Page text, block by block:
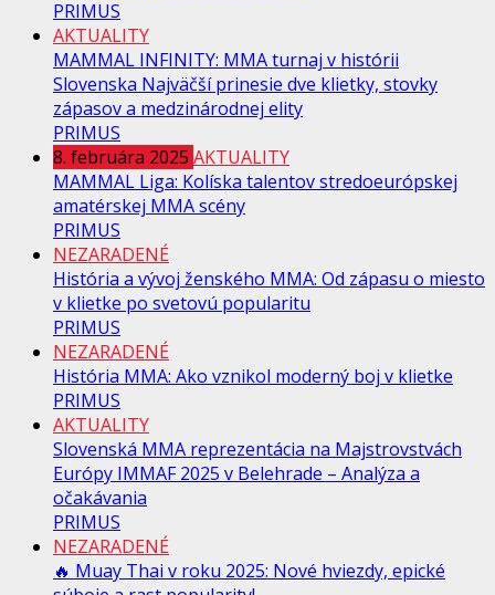
PRIMUS
AKTUALITY
MAMMAL INFINITY: MMA turnaj v histórii
Slovenska Najväčší prinesie dve klietky, stovky
zápasov a medzinárodnej elity
PRIMUS
8. februára 2025 AKTUALITY
MAMMAL Liga: Kolíska talentov stredoeurópskej
amatérskej MMA scény
PRIMUS
NEZARADENÉ
História a vývoj ženského MMA: Od zápasu o miesto
v klietke po svetovú popularitu
PRIMUS
NEZARADENÉ
História MMA: Ako vznikol moderný boj v klietke
PRIMUS
AKTUALITY
Slovenská MMA reprezentácia na Majstrovstvách
Európy IMMAF 2025 v Belehrade – Analýza a
očakávania
PRIMUS
NEZARADENÉ
🔥 Muay Thai v roku 2025: Nové hviezdy, epické